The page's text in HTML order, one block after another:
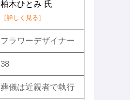
柏木ひとみ 氏
［詳しく見る］
フラワーデザイナー
38
葬儀は近親者で執行